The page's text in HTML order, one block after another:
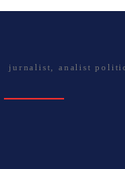
jurnalist, analist